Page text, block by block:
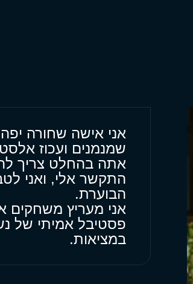
אני אישה שחורה
שמנמנים ועכוז
אתה בהחלט צריך
התקשר אלי, ואני
הבוערת.
אני מעריץ משחקים
פסטיבל אמיתי של
במציאות.